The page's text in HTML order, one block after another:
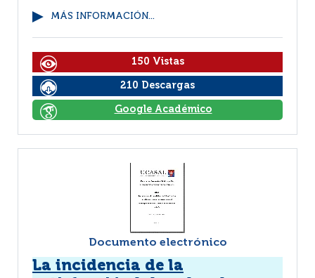
MÁS INFORMACIÓN...
150 Vistas
210 Descargas
Google Académico
Documento electrónico
La incidencia de la